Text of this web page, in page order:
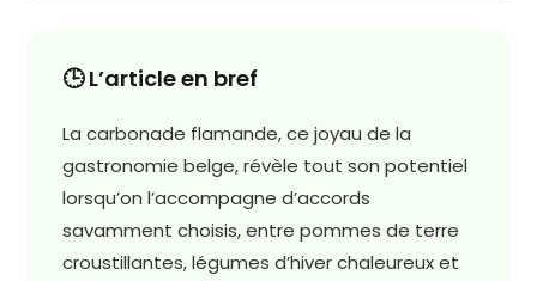
🕒 L’article en bref
La carbonade flamande, ce joyau de la
gastronomie belge, révèle tout son potentiel
lorsqu’on l’accompagne d’accords
savamment choisis, entre pommes de terre
croustillantes, légumes d’hiver chaleureux et